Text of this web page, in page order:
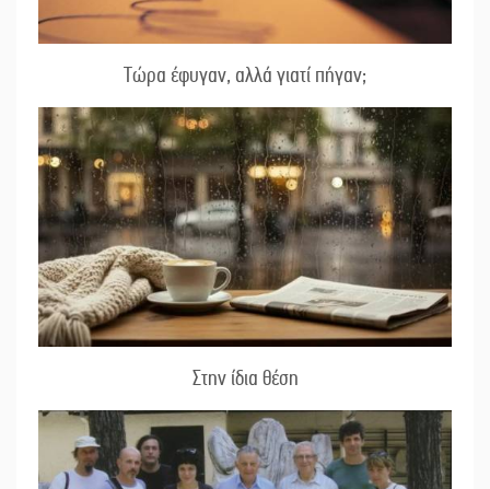
Τώρα έφυγαν, αλλά γιατί πήγαν;
Στην ίδια θέση